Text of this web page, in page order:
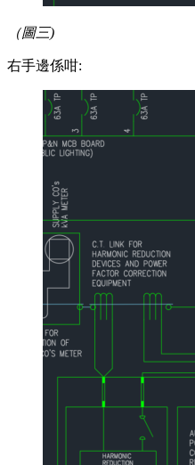
（圖三)
右手邊係咁: